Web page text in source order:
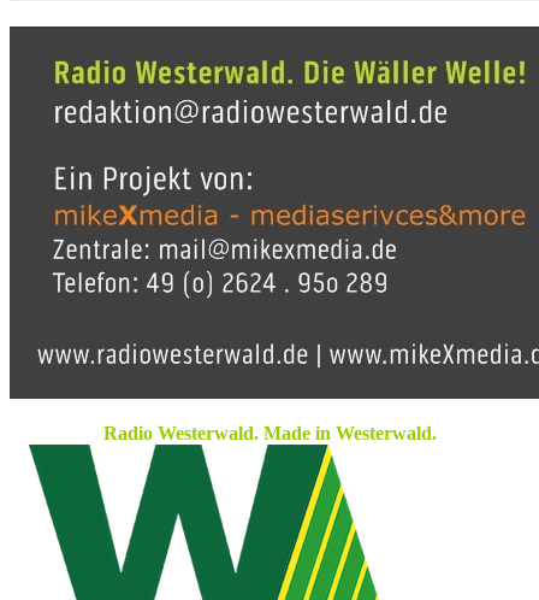
Radio Westerwald. Made in Westerwald.